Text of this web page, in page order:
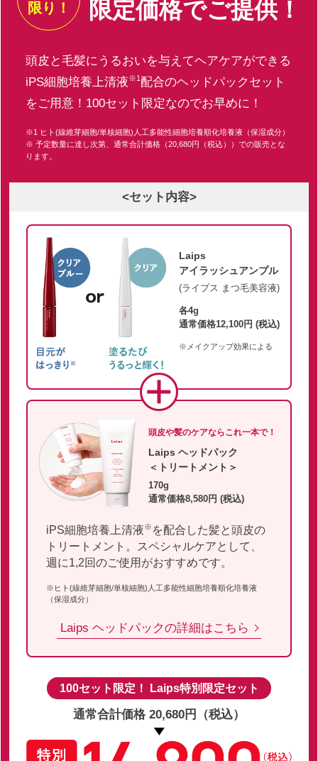
限り！ 限定価格でご提供！
頭皮と毛髪にうるおいを与えてヘアケアができる
iPS細胞培養上清液※1 配合のヘッドパックセット
をご用意！100セット限定なのでお早めに！
※1 ヒト(線維芽細胞/単核細胞)人工多能性細胞培養順化培養液（保湿成分）
※ 予定数量に達し次第、通常合計価格（20,680円（税込））での販売とな
ります。
<セット内容>
Laips
アイラッシュアンプル
(ライプス まつ毛美容液)
各4g
通常価格12,100円 (税込)
※メイクアップ効果による
頭皮や髪のケアならこれ一本で！
Laips ヘッドパック
＜トリートメント＞
170g
通常価格8,580円 (税込)
iPS細胞培養上清液※ を配合した髪と頭皮の
トリートメント。スペシャルケアとして、
週に1,2回のご使用がおすすめです。
※ヒト(線維芽細胞/単核細胞)人工多能性細胞培養順化培養液
（保湿成分）
Laips ヘッドパックの詳細はこちら
100セット限定！ Laips特別限定セット
通常合計価格 20,680円（税込）